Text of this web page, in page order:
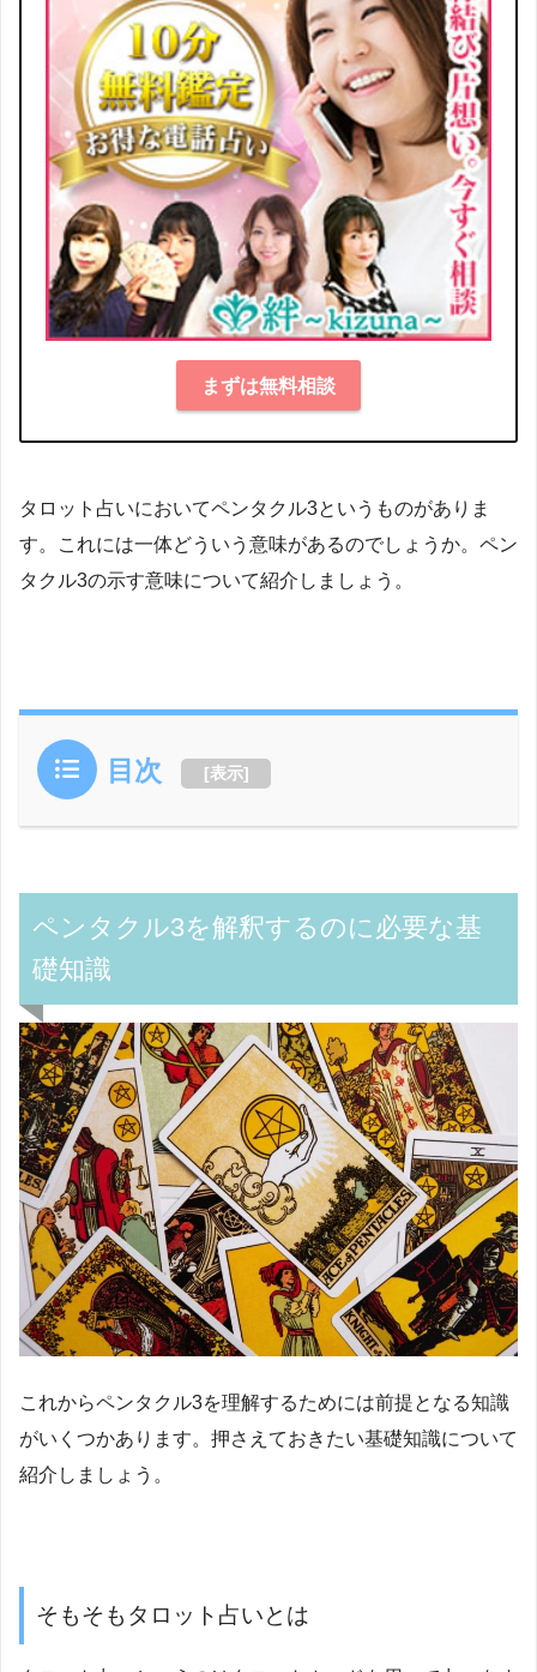
まずは無料相談
タロット占いにおいてペンタクル3というものがありま
す。これには一体どういう意味があるのでしょうか。ペン
タクル3の示す意味について紹介しましょう。
目次 [表示]
ペンタクル3を解釈するのに必要な基
礎知識
これからペンタクル3を理解するためには前提となる知識
がいくつかあります。押さえておきたい基礎知識について
紹介しましょう。
そもそもタロット占いとは